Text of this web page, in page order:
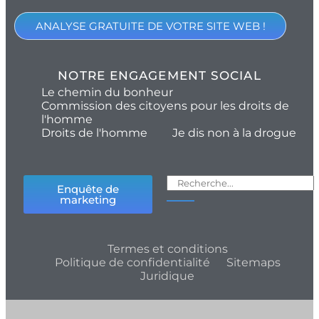
ANALYSE GRATUITE DE VOTRE SITE WEB !
NOTRE ENGAGEMENT SOCIAL
Le chemin du bonheur
Commission des citoyens pour les droits de
l'homme
Droits de l'homme
Je dis non à la drogue
Enquête de
marketing
Termes et conditions
Politique de confidentialité
Sitemaps
Juridique